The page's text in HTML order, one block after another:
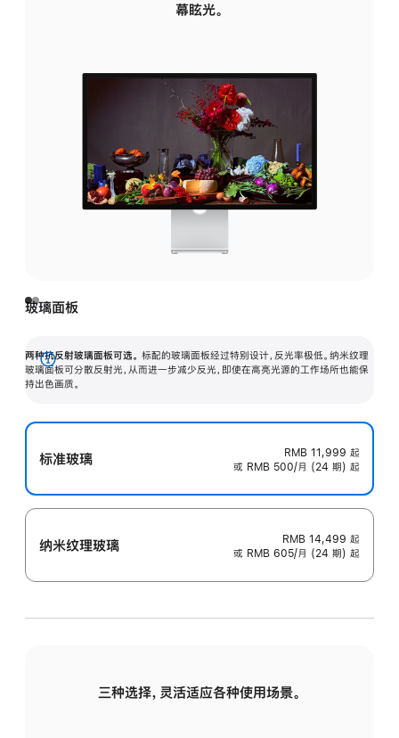
幕眩光。
玻璃面板
两种抗反射玻璃面板可选。 标配的玻璃面板经过特别设计，反光率极低。纳米纹理
玻璃面板可分散反射光，从而进一步减少反光，即使在高亮光源的工作场所也能保
持出色画质。
展
开
标准玻璃 RMB 11,999 起
或 RMB 500/月 (24 期) 起
纳米纹理玻璃 RMB 14,499 起
或 RMB 605/月 (24 期) 起
三种选择，灵活适应各种使用场景。